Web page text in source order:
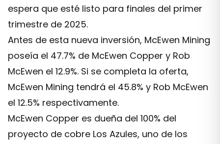
espera que esté listo para finales del primer
trimestre de 2025.
Antes de esta nueva inversión, McEwen Mining
poseía el 47.7% de McEwen Copper y Rob
McEwen el 12.9%. Si se completa la oferta,
McEwen Mining tendrá el 45.8% y Rob McEwen
el 12.5% respectivamente.
McEwen Copper es dueña del 100% del
proyecto de cobre Los Azules, uno de los